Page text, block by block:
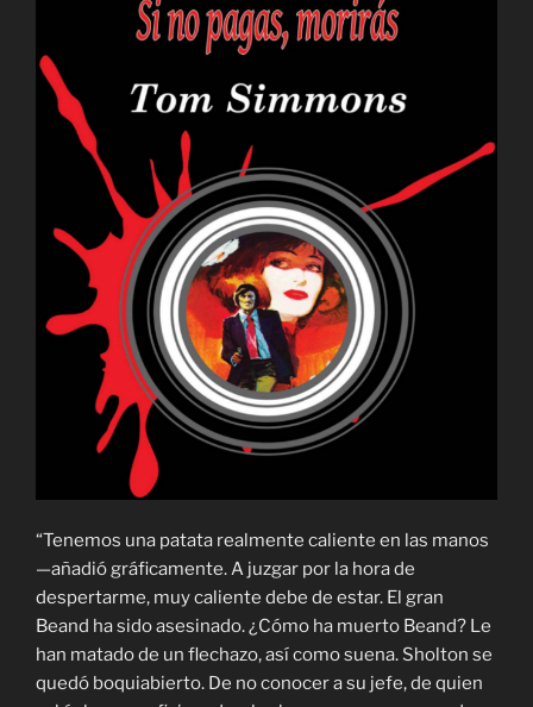
“Tenemos una patata realmente caliente en las manos
—añadió gráficamente. A juzgar por la hora de
despertarme, muy caliente debe de estar. El gran
Beand ha sido asesinado. ¿Cómo ha muerto Beand? Le
han matado de un flechazo, así como suena. Sholton se
quedó boquiabierto. De no conocer a su jefe, de quien